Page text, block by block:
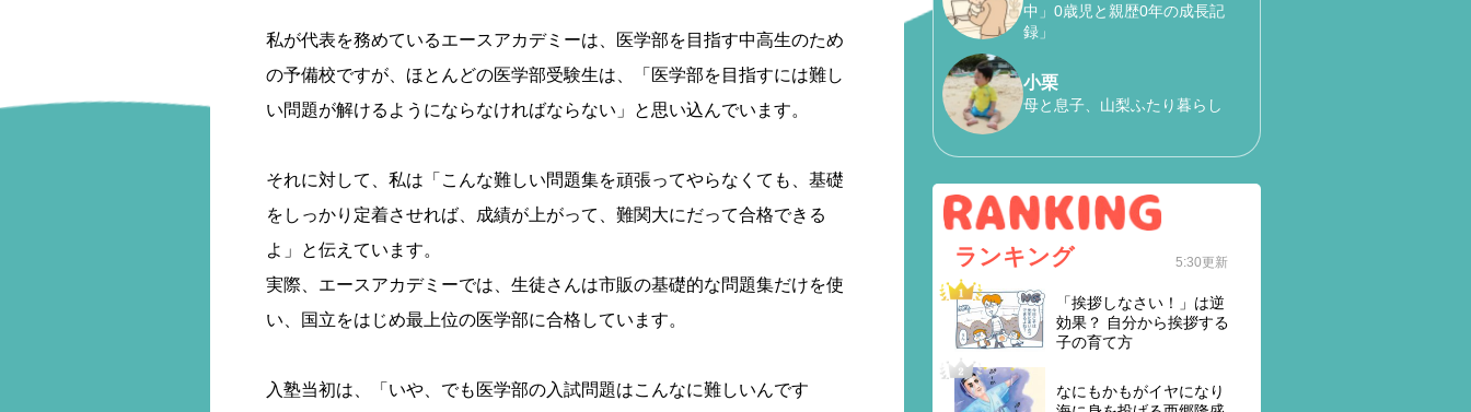
私が代表を務めているエースアカデミーは、医学部を目指す中高生のため
の予備校ですが、ほとんどの医学部受験生は、「医学部を目指すには難し
い問題が解けるようにならなければならない」と思い込んでいます。
それに対して、私は「こんな難しい問題集を頑張ってやらなくても、基礎
をしっかり定着させれば、成績が上がって、難関大にだって合格できる
よ」と伝えています。
実際、エースアカデミーでは、生徒さんは市販の基礎的な問題集だけを使
い、国立をはじめ最上位の医学部に合格しています。
入塾当初は、「いや、でも医学部の入試問題はこんなに難しいんです
中」0歳児と親歴0年の成長記
録」
小栗
母と息子、山梨ふたり暮らし
ランキング 5:30更新
「挨拶しなさい！」は逆
効果？ 自分から挨拶する
子の育て方
なにもかもがイヤになり